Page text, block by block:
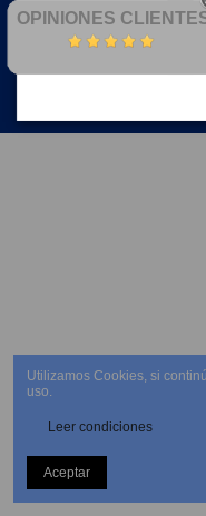
OPINIONES
Que no te
Evita las páginas
Utilizamos Cookies, si
uso.
Leer condiciones
Aceptar